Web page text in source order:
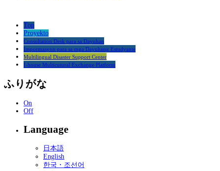
Top
Proyekto
Consultation Desk para sa Dayuhan
Impormasyon para sa mga Dayuhang Estudyante
Multilingual Disaster Support Center
I-house Multicutural Exchange Platform
ふりがな
On
Off
Language
日本語
English
한국・조선어